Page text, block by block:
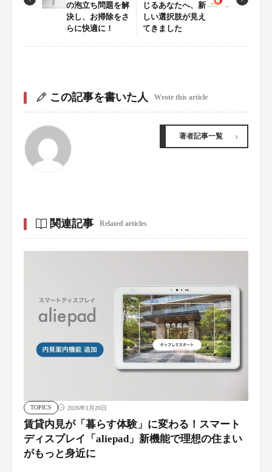
の泡立ち問題を解
決し、お掃除をさ
らに快適に！
じるあなたへ、新
しい選択肢が見え
てきました
この記事を書いた人 Wrote this article
著者記事一覧
関連記事 Related articles
TOPICS 2026年1月20日
賃貸内見が「暮らす体験」に変わる！スマート
ディスプレイ「aliepad」新機能で理想の住まい
がもっと身近に